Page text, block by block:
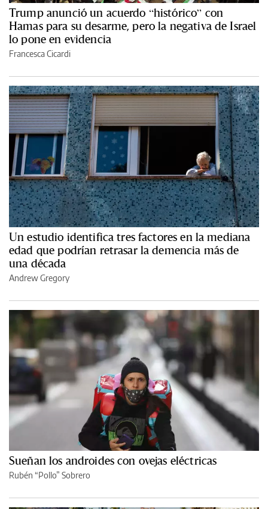
Trump anunció un acuerdo “histórico” con
Hamas para su desarme, pero la negativa de Israel
lo pone en evidencia
Francesca Cicardi
Un estudio identifica tres factores en la mediana
edad que podrían retrasar la demencia más de
una década
Andrew Gregory
Sueñan los androides con ovejas eléctricas
Rubén “Pollo” Sobrero